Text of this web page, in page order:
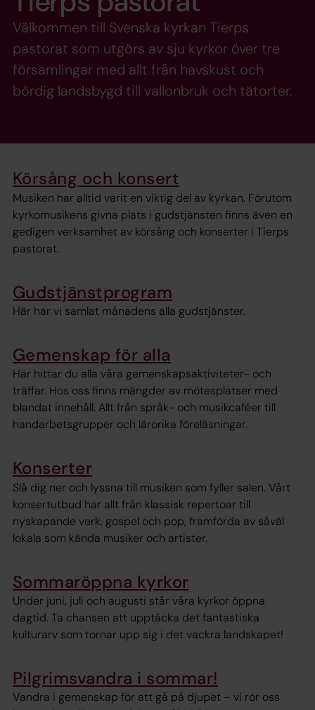
Välkommen till Svenska kyrkan Tierps
pastorat som utgörs av sju kyrkor över tre
församlingar med allt från havskust och
bördig landsbygd till vallonbruk och tätorter.
Körsång och konsert
Musiken har alltid varit en viktig del av kyrkan. Förutom
kyrkomusikens givna plats i gudstjänsten finns även en
gedigen verksamhet av körsång och konserter i Tierps
pastorat.
Gudstjänstprogram
Här har vi samlat månadens alla gudstjänster.
Gemenskap för alla
Här hittar du alla våra gemenskapsaktiviteter- och
träffar. Hos oss finns mängder av mötesplatser med
blandat innehåll. Allt från språk- och musikcaféer till
handarbetsgrupper och lärorika föreläsningar.
Konserter
Slå dig ner och lyssna till musiken som fyller salen. Vårt
konsertutbud har allt från klassisk repertoar till
nyskapande verk, gospel och pop, framförda av såväl
lokala som kända musiker och artister.
Sommaröppna kyrkor
Under juni, juli och augusti står våra kyrkor öppna
dagtid. Ta chansen att upptäcka det fantastiska
kulturarv som tornar upp sig i det vackra landskapet!
Pilgrimsvandra i sommar!
Vandra i gemenskap för att gå på djupet – vi rör oss